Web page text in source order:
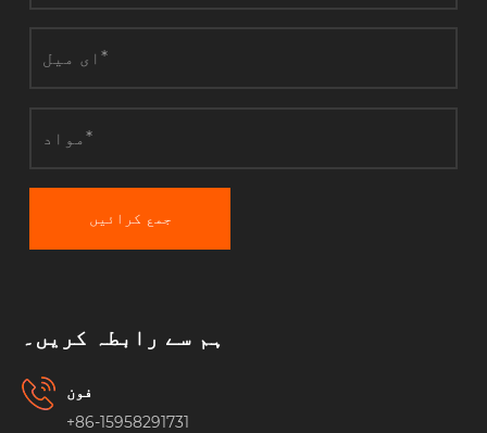
جمع کرائیں
ہم سے رابطہ کریں۔
فون
+86-15958291731